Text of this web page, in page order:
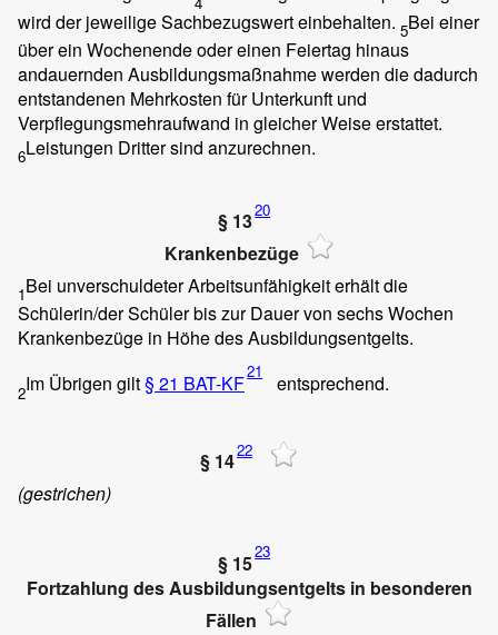
wird der jeweilige Sachbezugswert einbehalten. 5Bei einer
über ein Wochenende oder einen Feiertag hinaus
andauernden Ausbildungsmaßnahme werden die dadurch
entstandenen Mehrkosten für Unterkunft und
Verpflegungsmehraufwand in gleicher Weise erstattet.
6Leistungen Dritter sind anzurechnen.
§ 1320
Krankenbezüge
1Bei unverschuldeter Arbeitsunfähigkeit erhält die
Schülerin/der Schüler bis zur Dauer von sechs Wochen
Krankenbezüge in Höhe des Ausbildungsentgelts.
2Im Übrigen gilt§ 21 BAT-KF21 entsprechend.
§ 1422
(gestrichen)
§ 1523
Fortzahlung des Ausbildungsentgelts in besonderen
Fällen